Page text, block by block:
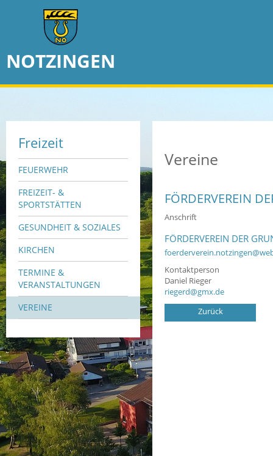
NOTZINGEN
Freizeit
FEUERWEHR
FREIZEIT- &
SPORTSTÄTTEN
GESUNDHEIT & SOZIALES
KIRCHEN
TERMINE &
VERANSTALTUNGEN
VEREINE
Vereine
FÖRDERVEREIN
Anschrift
FÖRDERVEREIN DER
Kontaktperson
Daniel Rieger
riegerd@gmx.de
Zurück